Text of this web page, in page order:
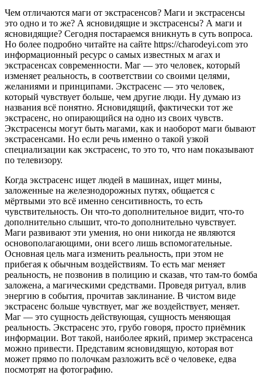
Чем отличаются маги от экстрасенсов? Маги и экстрасенсы
это одно и то же? А ясновидящие и экстрасенсы? А маги и
ясновидящие? Сегодня постараемся вникнуть в суть вопроса.
Но более подробно читайте на сайте https://charodeyi.com это
информационный ресурс о самых известных м агах и
экстрасенсах современности. Маг — это человек, который
изменяет реальность, в соответствии со своими целями,
желаниями и принципами. Экстрасенс — это человек,
который чувствует больше, чем другие люди. Ну думаю из
названия всё понятно. Ясновидящий, фактически тот же
экстрасенс, но опирающийся на одно из своих чувств.
Экстрасенсы могут быть магами, как и наоборот маги бывают
экстрасенсами. Но если речь именно о такой узкой
специализации как экстрасенс, то это то, что нам показывают
по телевизору.
Когда экстрасенс ищет людей в машинах, ищет мины,
заложенные на железнодорожных путях, общается с
мёртвыми это всё именно сенситивность, то есть
чувствительность. Он что-то дополнительное видит, что-то
дополнительно слышит, что-то дополнительно чувствует.
Маги развивают эти умения, но они никогда не являются
основополагающими, они всего лишь вспомогательные.
Основная цель мага изменить реальность, при этом не
прибегая к обычным воздействиям. То есть маг меняет
реальность, не позвонив в полицию и сказав, что там-то бомба
заложена, а магическими средствами. Проведя ритуал, влив
энергию в события, прочитав заклинание. В чистом виде
экстрасенс больше чувствует, маг же воздействует, меняет.
Маг — это сущность действующая, сущность меняющая
реальность. Экстрасенс это, грубо говоря, просто приёмник
информации. Вот такой, наиболее яркий, пример экстрасенса
можно привести. Представим ясновидящую, которая вот
может прямо по полочкам разложить всё о человеке, едва
посмотрят на фотографию.